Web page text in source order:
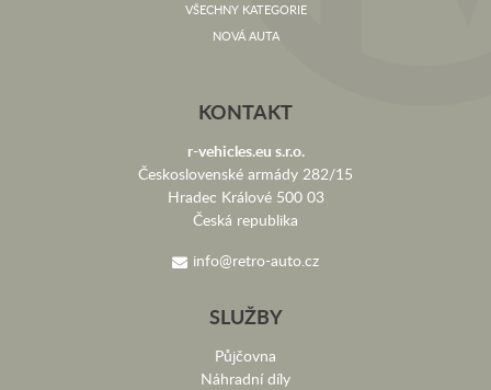
VŠECHNY KATEGORIE
NOVÁ AUTA
KONTAKT
r-vehicles.eu s.r.o.
Československé armády 282/15
Hradec Králové 500 03
Česká republika
info@retro-auto.cz
SLUŽBY
Půjčovna
Náhradní díly